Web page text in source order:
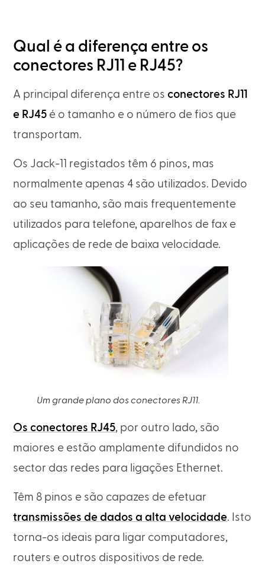
Qual é a diferença entre os
conectores RJ11 e RJ45?
A principal diferença entre osconectores RJ11
e RJ45 é o tamanho e o número de fios que
transportam.
Os Jack-11 registados têm 6 pinos, mas
normalmente apenas 4 são utilizados. Devido
ao seu tamanho, são mais frequentemente
utilizados para telefone, aparelhos de fax e
aplicações de rede de baixa velocidade.
Um grande plano dos conectores RJ11.
Os conectores RJ45, por outro lado, são
maiores e estão amplamente difundidos no
sector das redes para ligações Ethernet.
Têm 8 pinos e são capazes de efetuar
transmissões de dados a alta velocidade. Isto
torna-os ideais para ligar computadores,
routers e outros dispositivos de rede.